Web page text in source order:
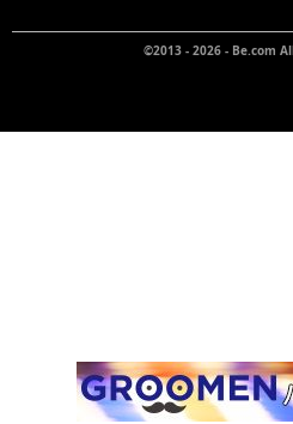
©2013 - 2026 - Be.com